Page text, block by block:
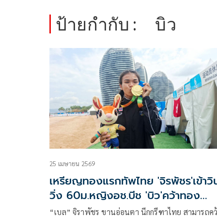
ป้ายกำกับ : บิว
25 เมษายน 2569
เหรียญทองแรกทัพไทย 'จิรพัชร'เข้าวิ
วิ่ง 60ม.หญิงอช.บีช 'บิว'คว้าทอง
ประเภทชาย
“เบล” จิราพัชร ขานอ่อนตา นีกกรีฑาไทย สามารถค